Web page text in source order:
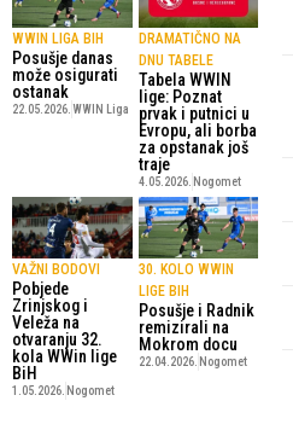
WWIN LIGA BIH
Posušje danas
može osigurati
ostanak
22.05.2026. WWIN Liga
DRAMATIČNO NA
DNU TABELE
Tabela WWIN
lige: Poznat
prvak i putnici u
Evropu, ali borba
za opstanak još
traje
4.05.2026. Nogomet
VAŽNI BODOVI
Pobjede
Zrinjskog i
Veleža na
otvaranju 32.
kola WWin lige
BiH
1.05.2026. Nogomet
30. KOLO WWIN
LIGE BIH
Posušje i Radnik
remizirali na
Mokrom docu
22.04.2026. Nogomet